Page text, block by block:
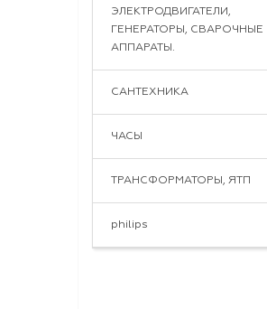
ЭЛЕКТРОДВИГАТЕЛИ,
ГЕНЕРАТОРЫ, СВАРОЧНЫЕ
АППАРАТЫ.
САНТЕХНИКА
ЧАСЫ
ТРАНСФОРМАТОРЫ, ЯТП
philips